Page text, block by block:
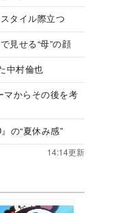
タイル際立つ
見せる“母”の顔
中村倫也
マからその後を考
の“夏休み感”
14:14更新